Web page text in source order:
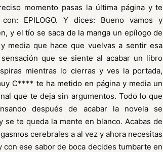
momento pasas la última página y te
con: EPILOGO. Y dices: Bueno vamos y
y el tío se saca de la manga un epílogo de
media que hace que vuelvas a sentir esa
sensación que se siente al acabar un libro
mientras lo cierras y ves la portada,
C**** te ha metido en página y media un
que te deja sin argumentos. Todo lo que
después de acabar la novela se
se te queda la mente en blanco. Acabas de
cerebrales a al vez y ahora necesitas
con ese sabor de boca decides tumbarte en